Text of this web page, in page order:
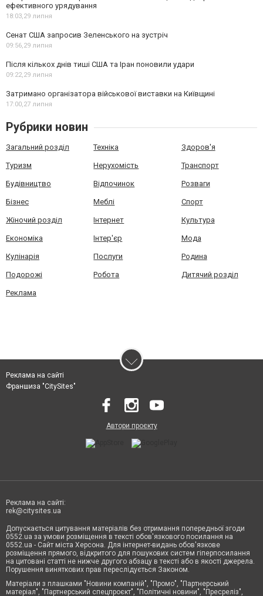
ефективного урядування
18:03,29 липня
Сенат США запросив Зеленського на зустріч
09:56,29 липня
Після кількох днів тиші США та Іран поновили удари
09:22,29 липня
Затримано організатора військової виставки на Київщині
17:00,27 липня
Рубрики новин
Загальний розділ Техніка Здоров'я
Туризм Нерухомість Транспорт
Будівництво Відпочинок Розваги
Бізнес Меблі Спорт
Жіночий розділ Інтернет Культура
Економіка Інтер'єр Мода
Кулінарія Послуги Родина
Подорожі Робота Дитячий розділ
Реклама
Реклама на сайті
Франшиза "CitySites"
Автори проєкту
Реклама на сайті:
rek@citysites.ua
Допускається цитування матеріалів без отримання попередньої згоди
0552.ua за умови розміщення в тексті обов'язкового посилання на
0552.ua - Сайт міста Херсона. Для інтернет-видань обов'язкове
розміщення прямого, відкритого для пошукових систем гіперпосилання
на цитовані статті не нижче другого абзацу в тексті або в якості джерела.
Порушення виняткових прав переслідується Законом.
Матеріали з плашками "Новини компаній", "Промо", "Партнерський
матеріал", "Партнерський спецпроєкт", "Політичні новини", "Пресреліз",